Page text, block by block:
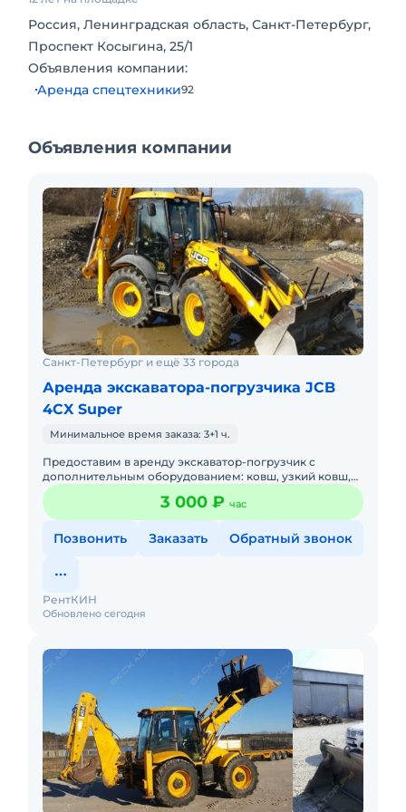
Россия, Ленинградская область, Санкт-Петербург,
Проспект Косыгина, 25/1
Объявления компании:
Аренда спецтехники92
Объявления компании
Санкт-Петербург и ещё 33 города
Аренда экскаватора-погрузчика JCB
4CX Super
Минимальное время заказа: 3+1 ч.
Предоставим в аренду экскаватор-погрузчик с
дополнительным оборудованием: ковш, узкий ковш,
гидромолот, вилы и ямобур. Минимальный заказ
спецтехники - половина3 000 ₽ час
Позвонить Заказать Обратный звонок
Обновлено сегодня
РентКИН